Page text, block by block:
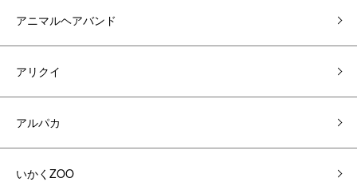
アニマルヘアバンド
アリクイ
アルパカ
いかくZOO